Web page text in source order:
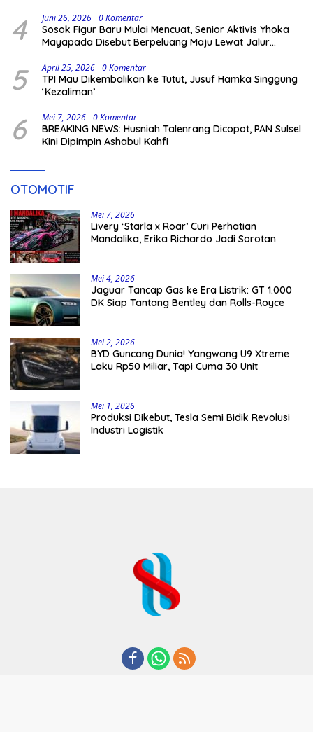
4 Juni 26, 2026 0 Komentar
Sosok Figur Baru Mulai Mencuat, Senior Aktivis Yhoka
Mayapada Disebut Berpeluang Maju Lewat Jalur
5 April 25, 2026 0 Komentar
TPI Mau Dikembalikan ke Tutut, Jusuf Hamka Singgung
‘Kezaliman’
6 Mei 7, 2026 0 Komentar
BREAKING NEWS: Husniah Talenrang Dicopot, PAN Sulsel
Kini Dipimpin Ashabul Kahfi
OTOMOTIF
Mei 7, 2026
Livery ‘Starla x Roar’ Curi Perhatian
Mandalika, Erika Richardo Jadi Sorotan
Mei 4, 2026
Jaguar Tancap Gas ke Era Listrik: GT 1.000
DK Siap Tantang Bentley dan Rolls-Royce
Mei 2, 2026
BYD Guncang Dunia! Yangwang U9 Xtreme
Laku Rp50 Miliar, Tapi Cuma 30 Unit
Mei 1, 2026
Produksi Dikebut, Tesla Semi Bidik Revolusi
Industri Logistik